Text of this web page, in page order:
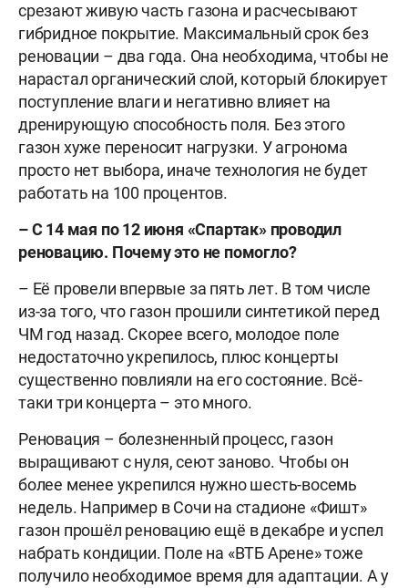
срезают живую часть газона и расчесывают
гибридное покрытие. Максимальный срок без
реновации – два года. Она необходима, чтобы не
нарастал органический слой, который блокирует
поступление влаги и негативно влияет на
дренирующую способность поля. Без этого
газон хуже переносит нагрузки. У агронома
просто нет выбора, иначе технология не будет
работать на 100 процентов.
–С 14 мая по 12 июня «Спартак» проводил
реновацию. Почему это не помогло?
– Её провели впервые за пять лет. В том числе
из-за того, что газон прошили синтетикой перед
ЧМ год назад. Скорее всего, молодое поле
недостаточно укрепилось, плюс концерты
существенно повлияли на его состояние. Всё-
таки три концерта – это много.
Реновация – болезненный процесс, газон
выращивают с нуля, сеют заново. Чтобы он
более менее укрепился нужно шесть-восемь
недель. Например в Сочи на стадионе «Фишт»
газон прошёл реновацию ещё в декабре и успел
набрать кондиции. Поле на «ВТБ Арене» тоже
получило необходимое время для адаптации. А у